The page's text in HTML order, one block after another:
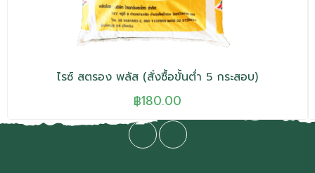
ไรซ์ สตรอง พลัส (สั่งซื้อขั้นต่ำ 5 กระสอบ)
฿180.00